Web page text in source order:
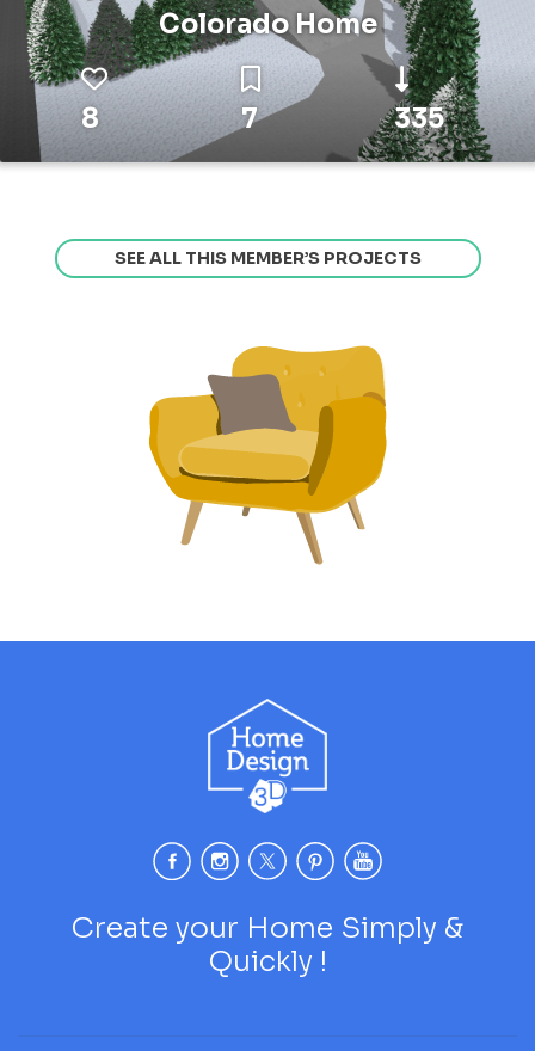
Colorado Home
8 7 335
SEE ALL THIS MEMBER’S PROJECTS
Create your Home Simply &
Quickly !